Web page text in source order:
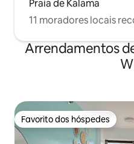
Praia de Kalama
11 moradores locais
Arrendamentos
Favorito dos hóspedes
Favorito dos hóspedes